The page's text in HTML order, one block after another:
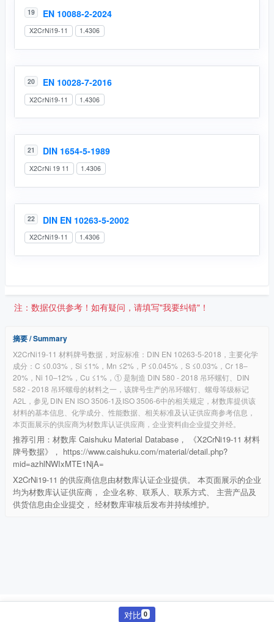
19 EN 10088-2-2024
X2CrNi19-11 1.4306
20 EN 10028-7-2016
X2CrNi19-11 1.4306
21 DIN 1654-5-1989
X2CrNi 19 11 1.4306
22 DIN EN 10263-5-2002
X2CrNi19-11 1.4306
注：数据仅供参考！如有疑问，请填写"我要纠错"！
摘要 / Summary
X2CrNi19-11 材料牌号数据，对应标准：DIN EN 10263-5-2018，主要化学
成分：C ≤0.03%，Si ≤1%，Mn ≤2%，P ≤0.045%，S ≤0.03%，Cr 18–
20%，Ni 10–12%，Cu ≤1%，① 是制造 DIN 580 - 2018 吊环螺钉、DIN
582 - 2018 吊环螺母的材料之一，该牌号生产的吊环螺钉、螺母等级标记
A2L，参见 DIN EN ISO 3506-1及ISO 3506-6中的相关规定，材数库提供该
材料的基本信息、化学成分、性能数据、相关标准及认证供应商参考信息，
本页面展示的供应商为材数库认证供应商，企业资料由企业提交并经。
推荐引用：材数库 Caishuku Material Database， 《X2CrNi19-11 材料
牌号数据》， https://www.caishuku.com/material/detail.php?
mid=azhlNWIxMTE1NjA=
X2CrNi19-11 的供应商信息由材数库认证企业提供。 本页面展示的企业
均为材数库认证供应商， 企业名称、联系人、联系方式、 主营产品及
供货信息由企业提交， 经材数库审核后发布并持续维护。
2026 材数库
对比 0